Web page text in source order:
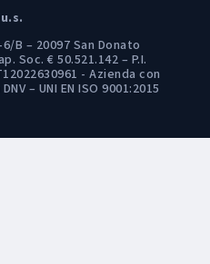
B – 20097 San Donato
Soc. € 50.521.142 – P.I.
- Azienda con
– UNI EN ISO 9001:2015